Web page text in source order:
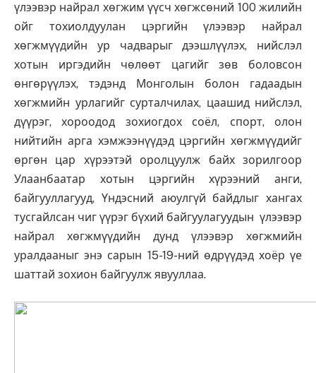
үлээвэр найрал хөгжим үүсч хөгжсөний 100 жилийн
ойг тохиолдуулан цэргийн үлээвэр найрал
хөгжмүүдийн ур чадварыг дээшлүүлэх, нийслэл
хотын иргэдийн чөлөөт цагийг зөв боловсон
өнгөрүүлэх, тэдэнд Монголын болон гадаадын
хөгжмийн урлагийг сурталчилах, цаашид нийслэл,
дүүрэг, хороодод зохиогдох соёл, спорт, олон
нийтийн арга хэмжээнүүдэд цэргийн хөгжмүүдийг
өргөн цар хүрээтэй оролцуулж байх зорилгоор
Улаанбаатар хо­тын цэргийн хүрээний анги,
байгууллагууд, Үндэсний аюулгүй байдлыг хангах
тусгайлсан чиг үүрэг бүхий байгуулагуудын үлээвэр
найрал хөгжмүүдийн дунд үлээвэр хөгжмийн
уралдааныг энэ сарын 15-19-ний өдрүүдэд хоёр үе
шаттай зохион байгуулж явууллаа.